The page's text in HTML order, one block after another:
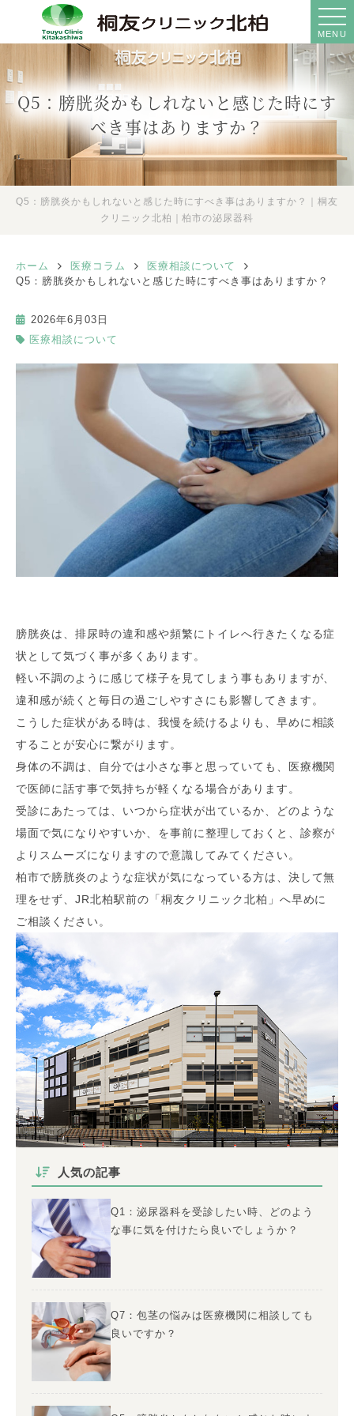
MENU
Q5：膀胱炎かもしれないと感じた時にす
べき事はありますか？
Q5：膀胱炎かもしれないと感じた時にすべき事はありますか？｜桐友
クリニック北柏｜柏市の泌尿器科
ホーム 医療コラム
医療相談について
Q5：膀胱炎かもしれないと感じた時にすべき事はありますか？
2026年6月03日
医療相談について
膀胱炎は、排尿時の違和感や頻繁にトイレへ行きたくなる症
状として気づく事が多くあります。
軽い不調のように感じて様子を見てしまう事もありますが、
違和感が続くと毎日の過ごしやすさにも影響してきます。
こうした症状がある時は、我慢を続けるよりも、早めに相談
することが安心に繋がります。
身体の不調は、自分では小さな事と思っていても、医療機関
で医師に話す事で気持ちが軽くなる場合があります。
受診にあたっては、いつから症状が出ているか、どのような
場面で気になりやすいか、を事前に整理しておくと、診察が
よりスムーズになりますので意識してみてください。
柏市で膀胱炎のような症状が気になっている方は、決して無
理をせず、JR北柏駅前の「桐友クリニック北柏」へ早めに
ご相談ください。
人気の記事
Q1：泌尿器科を受診したい時、どのよう
な事に気を付けたら良いでしょうか？
Q7：包茎の悩みは医療機関に相談しても
良いですか？